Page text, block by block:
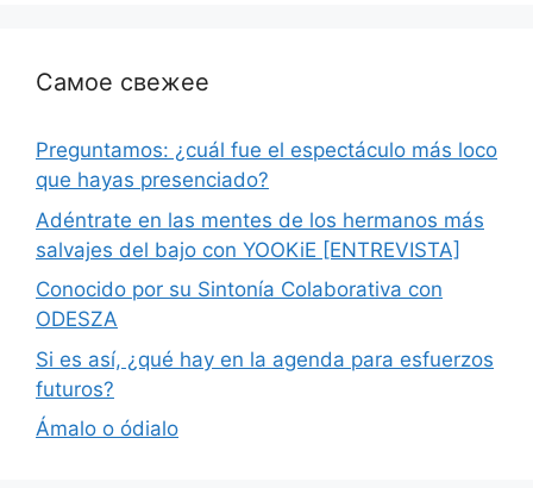
Самое свежее
Preguntamos: ¿cuál fue el espectáculo más loco
que hayas presenciado?
Adéntrate en las mentes de los hermanos más
salvajes del bajo con YOOKiE [ENTREVISTA]
Conocido por su Sintonía Colaborativa con
ODESZA
Si es así, ¿qué hay en la agenda para esfuerzos
futuros?
Ámalo o ódialo